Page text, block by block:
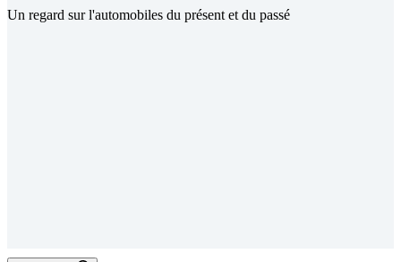
Un regard sur l'automobiles du présent et du passé